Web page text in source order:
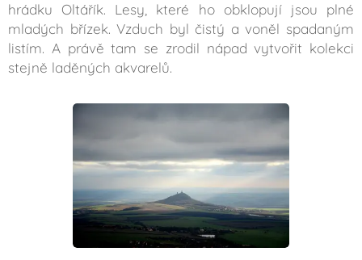
hrádku Oltářík. Lesy, které ho obklopují jsou plné
mladých břízek. Vzduch byl čistý a voněl spadaným
listím. A právě tam se zrodil nápad vytvořit kolekci
stejně laděných akvarelů.